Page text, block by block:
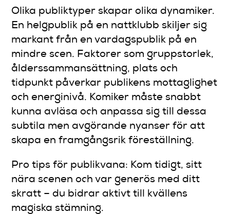
Olika publiktyper skapar olika dynamiker.
En helgpublik på en nattklubb skiljer sig
markant från en vardagspublik på en
mindre scen. Faktorer som gruppstorlek,
ålderssammansättning, plats och
tidpunkt påverkar publikens mottaglighet
och energinivå. Komiker måste snabbt
kunna avläsa och anpassa sig till dessa
subtila men avgörande nyanser för att
skapa en framgångsrik föreställning.
Pro tips för publikvana: Kom tidigt, sitt
nära scenen och var generös med ditt
skratt – du bidrar aktivt till kvällens
magiska stämning.